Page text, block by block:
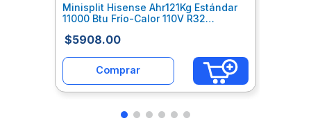
Minisplit Hisense Ahr121Kg Estándar
11000 Btu Frío-Calor 110V R32
$5908.00
Comprar